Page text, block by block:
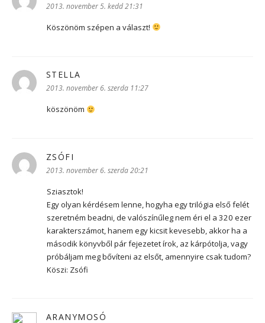
2013. november 5. kedd 21:31
Köszönöm szépen a választ!
STELLA
2013. november 6. szerda 11:27
köszönöm
ZSÓFI
2013. november 6. szerda 20:21
Sziasztok!
Egy olyan kérdésem lenne, hogyha egy trilógia első felét
szeretném beadni, de valószínűleg nem éri el a 320 ezer
karakterszámot, hanem egy kicsit kevesebb, akkor ha a
második könyvből pár fejezetet írok, az kárpótolja, vagy
próbáljam meg bővíteni az elsőt, amennyire csak tudom?
Köszi: Zsófi
ARANYMOSÓ